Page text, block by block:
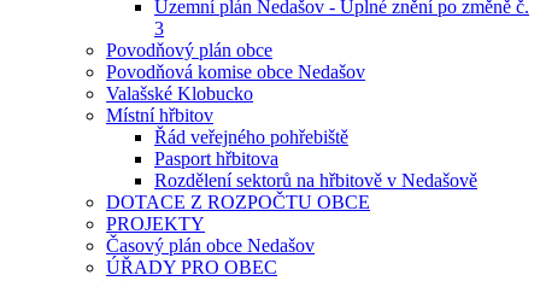
Územní plán Nedašov - Úplné znění po změně č.
3
Povodňový plán obce
Povodňová komise obce Nedašov
Valašské Klobucko
Místní hřbitov
Řád veřejného pohřebiště
Pasport hřbitova
Rozdělení sektorů na hřbitově v Nedašově
DOTACE Z ROZPOČTU OBCE
PROJEKTY
Časový plán obce Nedašov
ÚŘADY PRO OBEC